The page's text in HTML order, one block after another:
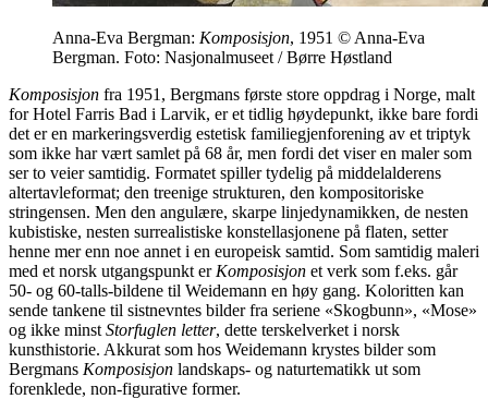
Anna-Eva Bergman: Komposisjon, 1951 © Anna-Eva
Bergman. Foto: Nasjonalmuseet / Børre Høstland
Komposisjon fra 1951, Bergmans første store oppdrag i Norge, malt
for Hotel Farris Bad i Larvik, er et tidlig høydepunkt, ikke bare fordi
det er en markeringsverdig estetisk familiegjenforening av et triptyk
som ikke har vært samlet på 68 år, men fordi det viser en maler som
ser to veier samtidig. Formatet spiller tydelig på middelalderens
altertavleformat; den treenige strukturen, den kompositoriske
stringensen. Men den angulære, skarpe linjedynamikken, de nesten
kubistiske, nesten surrealistiske konstellasjonene på flaten, setter
henne mer enn noe annet i en europeisk samtid. Som samtidig maleri
med et norsk utgangspunkt er Komposisjon et verk som f.eks. går
50- og 60-talls-bildene til Weidemann en høy gang. Koloritten kan
sende tankene til sistnevntes bilder fra seriene «Skogbunn», «Mose»
og ikke minst Storfuglen letter, dette terskelverket i norsk
kunsthistorie. Akkurat som hos Weidemann krystes bilder som
Bergmans Komposisjon landskaps- og naturtematikk ut som
forenklede, non-figurative former.